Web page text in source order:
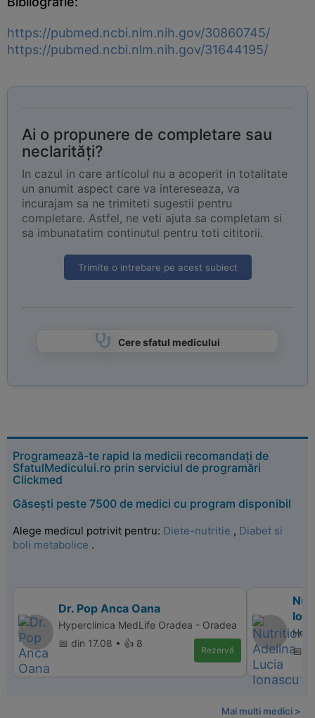
https://pubmed.ncbi.nlm.nih.gov/30860745/
https://pubmed.ncbi.nlm.nih.gov/31644195/
Ai o propunere de completare sau
neclarități?
In cazul in care articolul nu a acoperit in totalitate
un anumit aspect care va intereseaza, va
incurajam sa ne trimiteti sugestii pentru
completare. Astfel, ne veti ajuta sa completam si
sa imbunatatim continutul pentru toti cititorii.
Trimite o intrebare pe acest subiect
Cere sfatul medicului
Programează-te rapid la medicii recomandați de
SfatulMedicului.ro prin serviciul de programări
Clickmed
Găsești peste 7500 de medici cu program disponibil
Alege medicul potrivit pentru: Diete-nutritie , Diabet si
boli metabolice .
Dr. Pop Anca Oana
Hyperclinica MedLife Oradea - Oradea
📅 din 17.08 • 👍 8
Rezervă
📅
Mai multi medici >